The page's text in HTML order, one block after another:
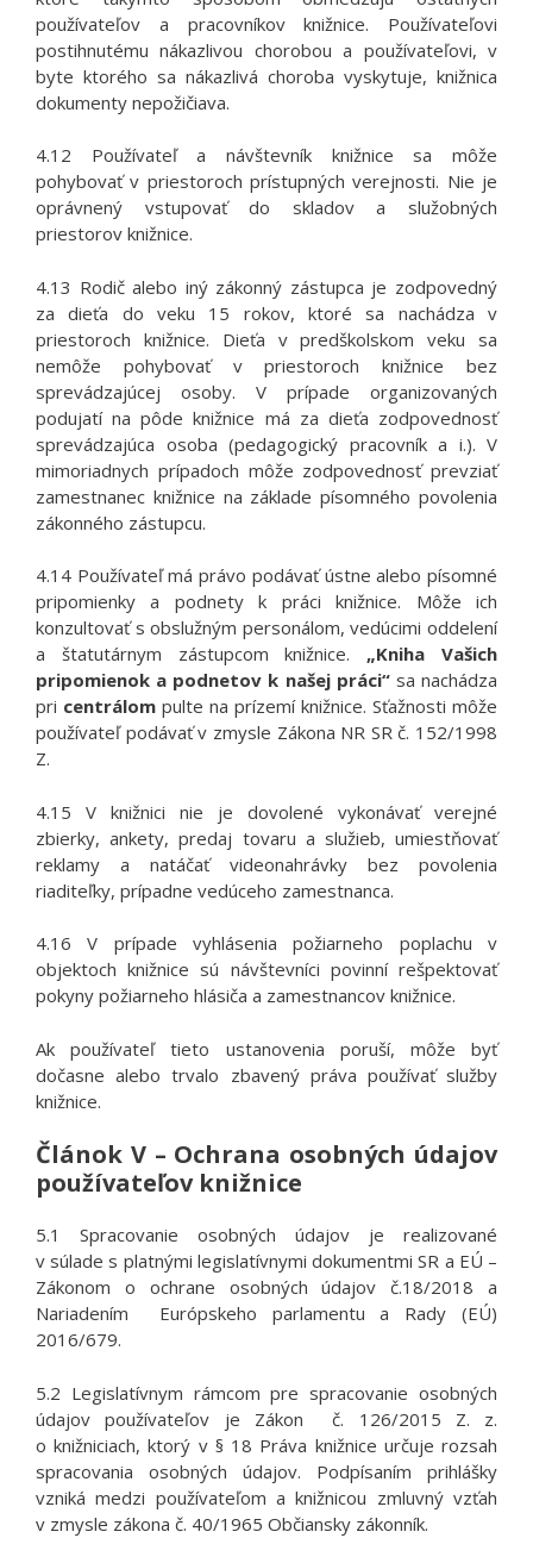
používateľov a pracovníkov knižnice. Používateľovi
postihnutému nákazlivou chorobou a používateľovi, v
byte ktorého sa nákazlivá choroba vyskytuje, knižnica
dokumenty nepožičiava.
4.12 Používateľ a návštevník knižnice sa môže
pohybovať v priestoroch prístupných verejnosti. Nie je
oprávnený vstupovať do skladov a služobných
priestorov knižnice.
4.13 Rodič alebo iný zákonný zástupca je zodpovedný
za dieťa do veku 15 rokov, ktoré sa nachádza v
priestoroch knižnice. Dieťa v predškolskom veku sa
nemôže pohybovať v priestoroch knižnice bez
sprevádzajúcej osoby. V prípade organizovaných
podujatí na pôde knižnice má za dieťa zodpovednosť
sprevádzajúca osoba (pedagogický pracovník a i.). V
mimoriadnych prípadoch môže zodpovednosť prevziať
zamestnanec knižnice na základe písomného povolenia
zákonného zástupcu.
4.14 Používateľ má právo podávať ústne alebo písomné
pripomienky a podnety k práci knižnice. Môže ich
konzultovať s obslužným personálom, vedúcimi oddelení
a štatutárnym zástupcom knižnice. „Kniha Vašich
pripomienok a podnetov k našej práci“sa nachádza
pri centrálom pulte na prízemí knižnice. Sťažnosti môže
používateľ podávať v zmysle Zákona NR SR č. 152/1998
Z.
4.15 V knižnici nie je dovolené vykonávať verejné
zbierky, ankety, predaj tovaru a služieb, umiestňovať
reklamy a natáčať videonahrávky bez povolenia
riaditeľky, prípadne vedúceho zamestnanca.
4.16 V prípade vyhlásenia požiarneho poplachu v
objektoch knižnice sú návštevníci povinní rešpektovať
pokyny požiarneho hlásiča a zamestnancov knižnice.
Ak používateľ tieto ustanovenia poruší, môže byť
dočasne alebo trvalo zbavený práva používať služby
knižnice.
Článok V – Ochrana osobných údajov
používateľov knižnice
5.1 Spracovanie osobných údajov je realizované
v súlade s platnými legislatívnymi dokumentmi SR a EÚ –
Zákonom o ochrane osobných údajov č.18/2018 a
Nariadením Európskeho parlamentu a Rady (EÚ)
2016/679.
5.2 Legislatívnym rámcom pre spracovanie osobných
údajov používateľov je Zákon č. 126/2015 Z. z.
o knižniciach, ktorý v § 18 Práva knižnice určuje rozsah
spracovania osobných údajov. Podpísaním prihlášky
vzniká medzi používateľom a knižnicou zmluvný vzťah
v zmysle zákona č. 40/1965 Občiansky zákonník.